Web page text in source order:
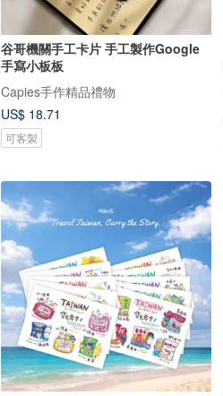
谷哥機關手工卡片 手工製作Google
手寫小板板
Capies手作精品禮物
US$ 18.71
可客製